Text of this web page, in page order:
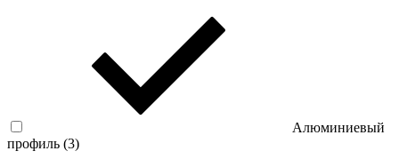
Алюминиевый
профиль (3)